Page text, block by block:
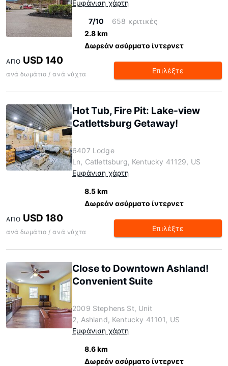
Εμφάνιση χάρτη
7/10
658 κριτικές
2.8 km
Δωρεάν ασύρματο ίντερνετ
ΑΠΌ USD 140
ανά δωμάτιο / ανά νύχτα Επιλέξτε
Hot Tub, Fire Pit: Lake-view
Catlettsburg Getaway!
6407 Lodge
Ln, Catlettsburg, Kentucky 41129, US
Εμφάνιση χάρτη
8.5 km
Δωρεάν ασύρματο ίντερνετ
ΑΠΌ USD 180
ανά δωμάτιο / ανά νύχτα Επιλέξτε
Close to Downtown Ashland!
Convenient Suite
2009 Stephens St, Unit
2, Ashland, Kentucky 41101, US
Εμφάνιση χάρτη
8.6 km
Δωρεάν ασύρματο ίντερνετ